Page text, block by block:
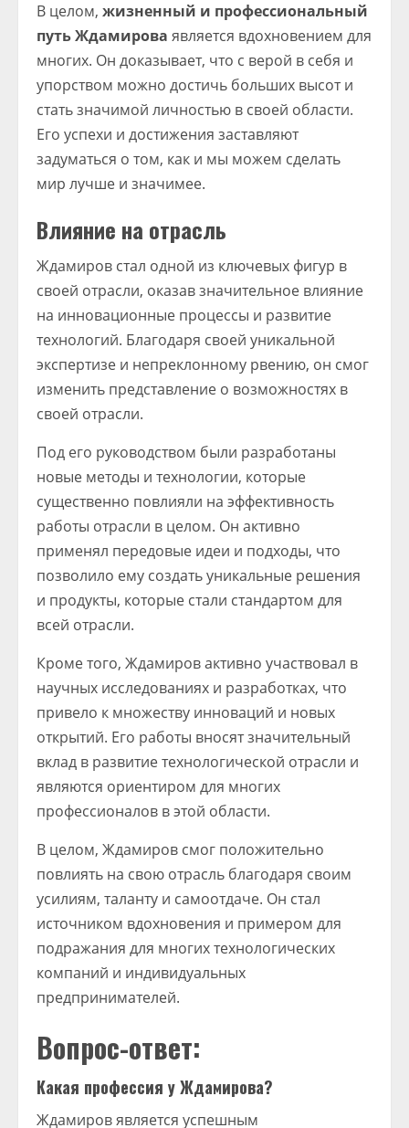
В целом, жизненный и профессиональный
путь Ждамирова является вдохновением для
многих. Он доказывает, что с верой в себя и
упорством можно достичь больших высот и
стать значимой личностью в своей области.
Его успехи и достижения заставляют
задуматься о том, как и мы можем сделать
мир лучше и значимее.
Влияние на отрасль
Ждамиров стал одной из ключевых фигур в
своей отрасли, оказав значительное влияние
на инновационные процессы и развитие
технологий. Благодаря своей уникальной
экспертизе и непреклонному рвению, он смог
изменить представление о возможностях в
своей отрасли.
Под его руководством были разработаны
новые методы и технологии, которые
существенно повлияли на эффективность
работы отрасли в целом. Он активно
применял передовые идеи и подходы, что
позволило ему создать уникальные решения
и продукты, которые стали стандартом для
всей отрасли.
Кроме того, Ждамиров активно участвовал в
научных исследованиях и разработках, что
привело к множеству инноваций и новых
открытий. Его работы вносят значительный
вклад в развитие технологической отрасли и
являются ориентиром для многих
профессионалов в этой области.
В целом, Ждамиров смог положительно
повлиять на свою отрасль благодаря своим
усилиям, таланту и самоотдаче. Он стал
источником вдохновения и примером для
подражания для многих технологических
компаний и индивидуальных
предпринимателей.
Вопрос-ответ:
Какая профессия у Ждамирова?
Ждамиров является успешным